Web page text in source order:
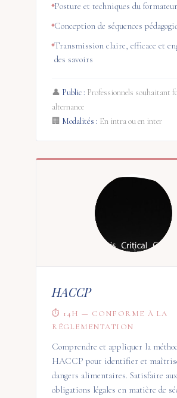
Posture et techniques du formateur
Conception de séquences
Transmission claire, efficace et
des savoirs
👤 Public : Professionnels souhaitant
alternance
🏢 Modalités : En intra ou en inter
HACCP
⏱ 14H — CONFORME À LA
RÉGLEMENTATION
Comprendre et appliquer la
HACCP pour identifier et
dangers alimentaires. Satisfaire aux
obligations légales en matière de